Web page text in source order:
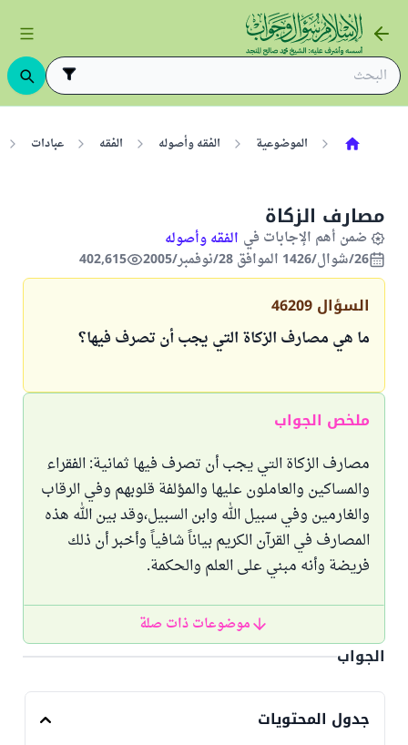
الموضوعية الفقه وأصوله الفقه عبادات
مصارف الزكاة
ضمن أهم الإجابات في الفقه وأصوله
26/شوال/1426 الموافق 28/نوفمبر/2005
402,615
السؤال 46209
ما هي مصارف الزكاة التي يجب أن تصرف فيها؟
ملخص الجواب
مصارف الزكاة التي يجب أن تصرف فيها ثمانية: الفقراء
والمساكين والعاملون عليها والمؤلفة قلوبهم وفي الرقاب
والغارمين وفي سبيل الله وابن السبيل،وقد بين الله هذه
المصارف في القرآن الكريم بياناً شافياً وأخبر أن ذلك
فريضة وأنه مبني على العلم والحكمة.
موضوعات ذات صلة
الجواب
جدول المحتويات